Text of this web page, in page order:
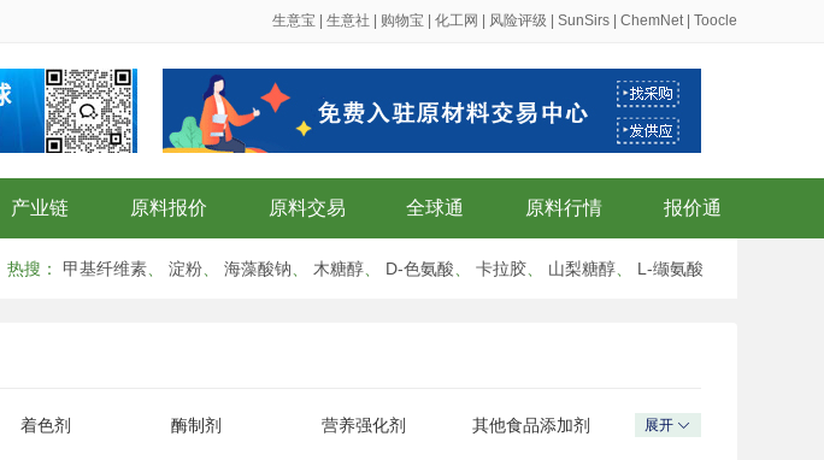
生意宝 生意社 购物宝 化工网 风险评级 SunSirs ChemNet| Toocle
产业链 原料报价 原料交易 全球通 原料行情 报价通
热搜 ： 甲基纤维素 淀粉 海藻酸钠 木糖醇 D-色氨酸 卡拉胶 山梨糖醇 L-缬氨酸
着色剂 酶制剂 营养强化剂 其他食品添加剂 展开 